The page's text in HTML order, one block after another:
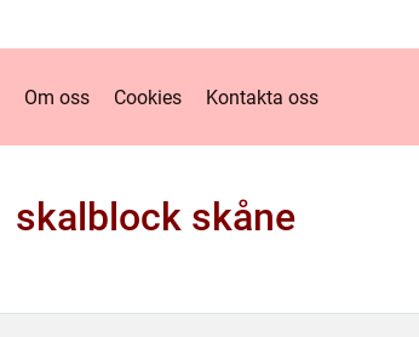
Om oss Cookies Kontakta oss
skalblock skåne